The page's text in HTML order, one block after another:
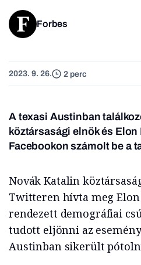
Forbes
2023. 9. 26. 2 perc
A texasi Austinban
köztársasági elnök és
Facebookon számolt be a
Novák Katalin
Twitteren hívta meg
rendezett demográfiai
tudott eljönni az
Austinban sikerült